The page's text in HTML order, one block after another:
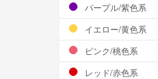
パープル/紫色系
イエロー/黄色系
ピンク/桃色系
レッド/赤色系